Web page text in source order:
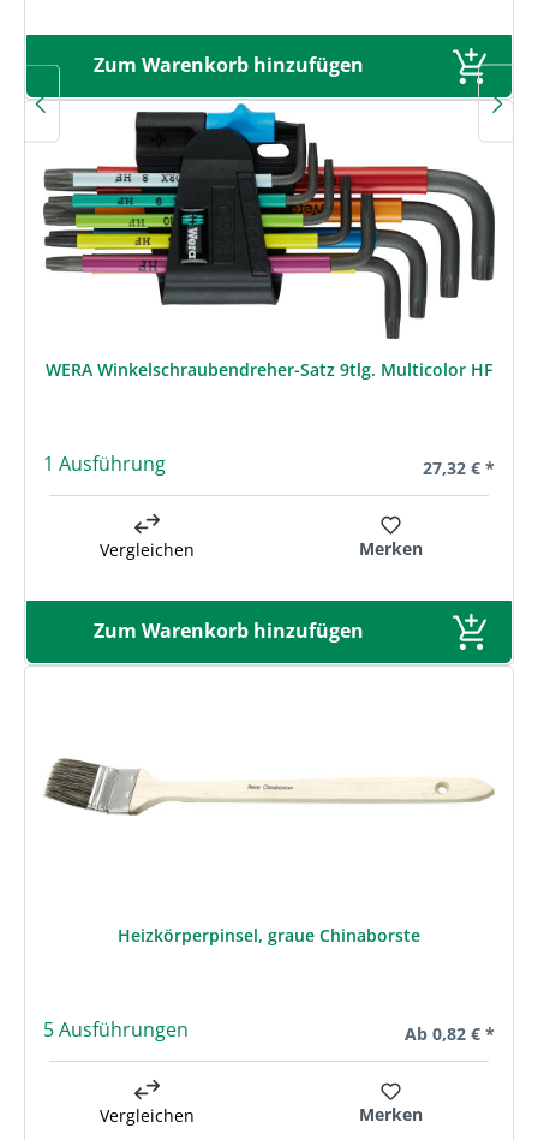
Zum Warenkorb hinzufügen
WERA Winkelschraubendreher-Satz 9tlg. Multicolor HF
1 Ausführung Regulärer
27,32 € *
Vergleichen Merken
Zum Warenkorb hinzufügen
Heizkörperpinsel, graue Chinaborste
5 Ausführungen Regulärer Preis:
Ab 0,82 € *
Vergleichen Merken